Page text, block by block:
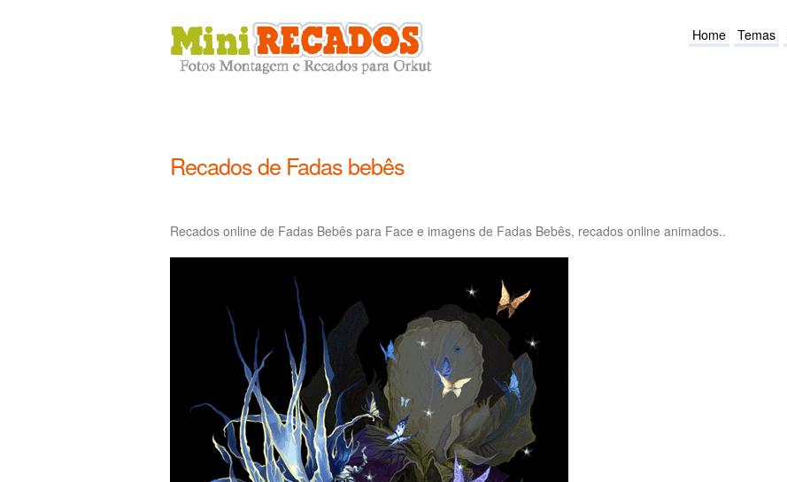
Home Temas
Recados de Fadas bebês
Recados online de Fadas Bebês para Face e imagens de Fadas Bebês, recados online animados..